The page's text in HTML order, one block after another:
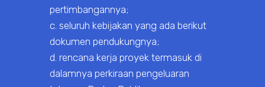
pertimbangannya;
c. seluruh kebijakan yang ada berikut
dokumen pendukungnya;
d. rencana kerja proyek termasuk di
dalamnya perkiraan pengeluaran